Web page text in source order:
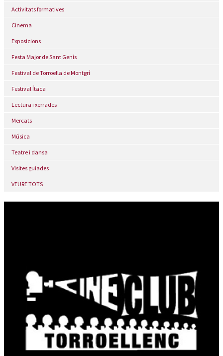
Activitats formatives
Cinema
Exposicions
Festa Major de Sant Genís
Festival de Torroella de Montgrí
Festival Ítaca
Lectura i xerrades
Mercats
Música
Teatre i dansa
Visites guiades
VEURE TOTS